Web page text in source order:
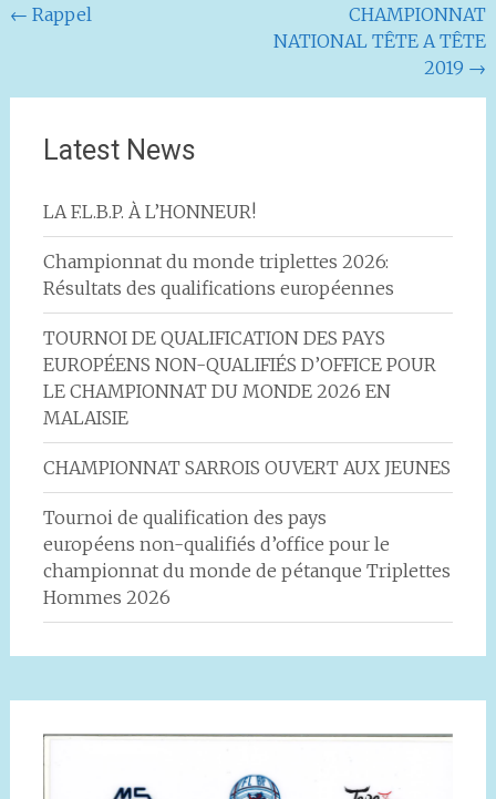
Navigation
l'article
← Rappel
CHAMPIONNAT
NATIONAL TÊTE A TÊTE
2019 →
Latest News
LA F.L.B.P. À L’HONNEUR!
Championnat du monde triplettes 2026:
Résultats des qualifications européennes
TOURNOI DE QUALIFICATION DES PAYS
EUROPÉENS NON-QUALIFIÉS D’OFFICE POUR
LE CHAMPIONNAT DU MONDE 2026 EN
MALAISIE
CHAMPIONNAT SARROIS OUVERT AUX JEUNES
Tournoi de qualification des pays
européens non-qualifiés d’office pour le
championnat du monde de pétanque Triplettes
Hommes 2026